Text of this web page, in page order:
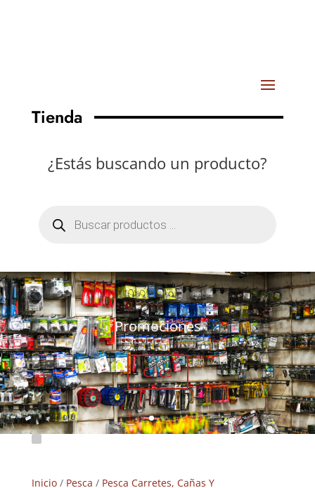
Tienda
¿Estás buscando un producto?
productos
Promociones
Clics
Inicio/ Pesca / Pesca Carretes, Cañas Y